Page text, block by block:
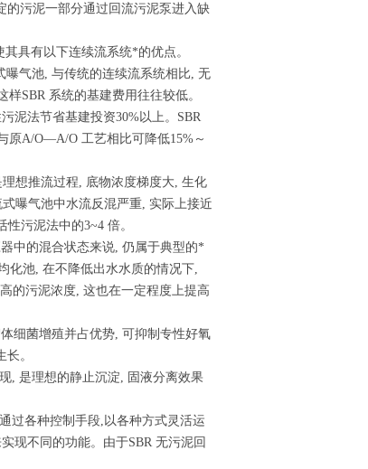
的污泥一部分通过回流污泥泵进入缺
具有以下连续流系统*的优点。
曝气池, 与传统的连续流系统相比, 无
SBR 系统的基建费用往往较低。
泥法节省基建投资30%以上。SBR
原A/O—A/O 工艺相比可降低15%～
想推流过程, 底物浓度梯度大, 生化
曝气池中水流反混严重, 实际上接近
污泥法中的3~4 倍。
中的混合状态来说, 仍属于典型的*
化池, 在不降低出水水质的情况下,
的污泥浓度, 这也在一定程度上提高
细菌增殖并占优势, 可抑制专性好氧
。
, 是理想的静止沉淀, 固液分离效果
过各种控制手段,以各种方式灵活运
现不同的功能。由于SBR 无污泥回